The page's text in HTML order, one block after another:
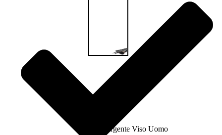
Detergente Viso Uomo